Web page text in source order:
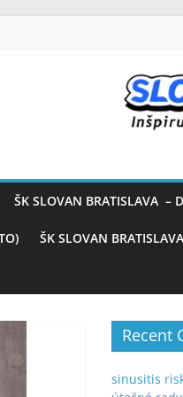
ŠK SLOVAN BRATISLAVA –
ŠK SLOVAN
Recent
sinusitis